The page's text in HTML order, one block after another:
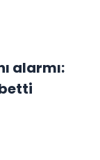
alarmı: